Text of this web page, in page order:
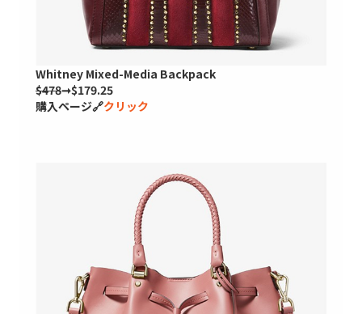
Whitney Mixed-Media Backpack
$478➞$179.25
購入ページ🔗クリック